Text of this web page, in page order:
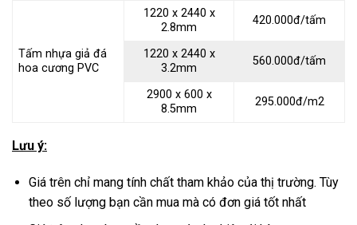
Tấm nhựa giả đá
hoa cương PVC
1220 x 2440 x
2.8mm
420.000đ/tấm
1220 x 2440 x
3.2mm
560.000đ/tấm
2900 x 600 x
8.5mm
295.000đ/m2
Lưu ý:
Giá trên chỉ mang tính chất tham khảo của thị trường. Tùy
theo số lượng bạn cần mua mà có đơn giá tốt nhất